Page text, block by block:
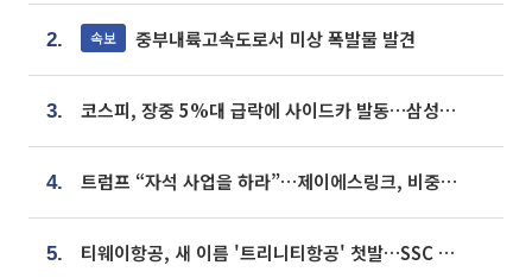
2. 속보 중부내륙고속도로서 미상 폭발물 발견
3. 코스피, 장중 5%대 급락에 사이드카 발동…삼성·SK 동반 폭락
4. 트럼프 “자석 사업을 하라”…제이에스링크, 비중국 영구자석 공급망 구축 속도
5. 티웨이항공, 새 이름 '트리니티항공' 첫발…SSC 전략 본격화